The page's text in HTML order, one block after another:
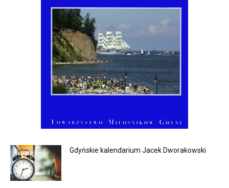
Gdyńskie kalendarium Jacek Dworakowski